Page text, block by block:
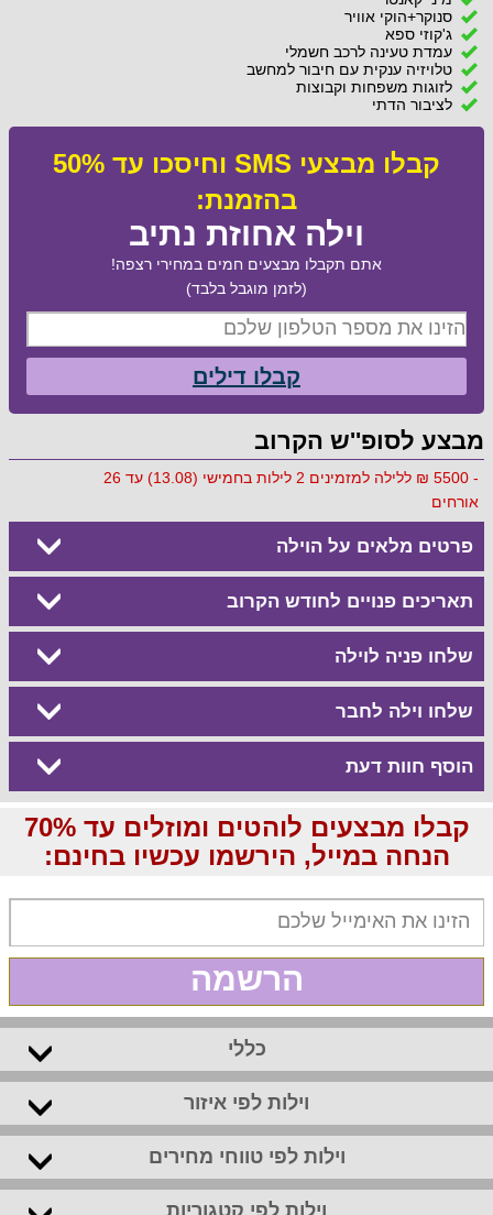
סנוקר+הוקי אוויר
ג'קוזי ספא
עמדת טעינה לרכב חשמלי
טלויזיה ענקית עם חיבור למחשב
לזוגות משפחות וקבוצות
לציבור הדתי
קבלו מבצעי SMS וחיסכו עד 50%
בהזמנת:
וילה אחוזת נתיב
אתם תקבלו מבצעים חמים במחירי רצפה!
(לזמן מוגבל בלבד)
קבלו דילים
מבצע לסופ''ש הקרוב
- 5500 ₪ ללילה למזמינים 2 לילות בחמישי (13.08) עד 26
אורחים
פרטים מלאים על הוילה
תאריכים פנויים לחודש הקרוב
שלחו פניה לוילה
שלחו וילה לחבר
הוסף חוות דעת
קבלו מבצעים לוהטים ומוזלים עד 70%
הנחה במייל, הירשמו עכשיו בחינם:
הרשמה
כללי
וילות לפי איזור
וילות לפי טווחי מחירים
וילות לפי קטגוריות